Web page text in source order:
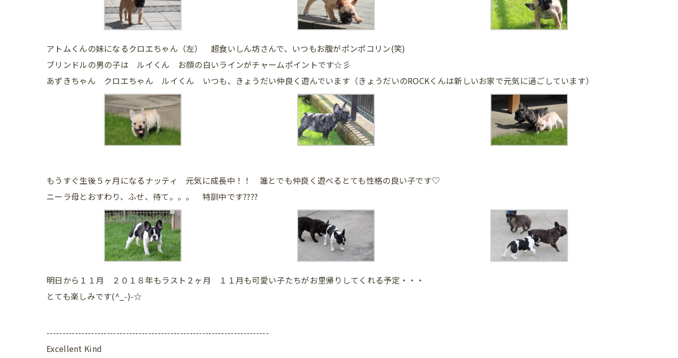
アトムくんの妹になるクロエちゃん（左） 超食いしん坊さんで、いつもお腹がポンポコリン(笑)
ブリンドルの男の子は ルイくん お顔の白いラインがチャームポイントです☆彡
あずきちゃん クロエちゃん ルイくん いつも、きょうだい仲良く遊んでいます（きょうだいのROCKくんは新しいお家で元気に過ごしています）
もうすぐ生後５ヶ月になるナッティ 元気に成長中！！ 誰とでも仲良く遊べるとても性格の良い子です♡
ニーラ母とおすわり、ふせ、待て。。。 特訓中です????
明日から１１月 ２０１８年もラスト２ヶ月 １１月も可愛い子たちがお里帰りしてくれる予定・・・
とても楽しみです(^_-)-☆
----------------------------------------------------------------------
Excellent Kind